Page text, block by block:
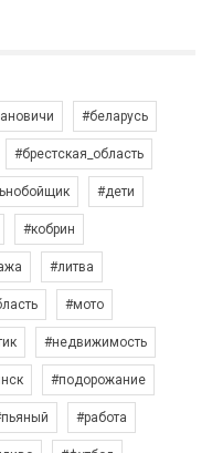
#беларусь
#брестская_область
#дети
#кобрин
#литва
#мото
#недвижимость
#подорожание
#работа